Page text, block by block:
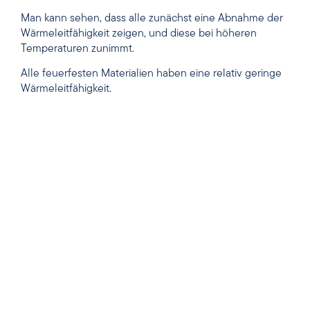
Man kann sehen, dass alle zunächst eine Abnahme der
Wärmeleitfähigkeit zeigen, und diese bei höheren
Temperaturen zunimmt.
Alle feuerfesten Materialien haben eine relativ geringe
Wärmeleitfähigkeit.